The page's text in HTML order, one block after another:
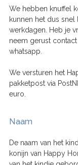
We hebben knuffel
kunnen het dus snel
werkdagen. Heb je
neem gerust
whatsapp.
We versturen het
pakketpost via
euro.
Naam
De naam van het
konijn van Happy